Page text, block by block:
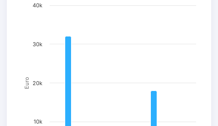
Euro
10k
20k
30k
40k